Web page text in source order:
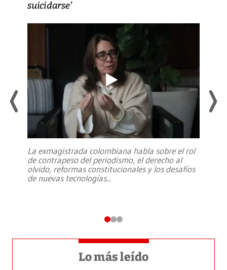
suicidarse’
La exmagistrada colombiana habla sobre el rol
de contrapeso del periodismo, el derecho al
olvido, reformas constitucionales y los desafíos
de nuevas tecnologías...
Lo más leído